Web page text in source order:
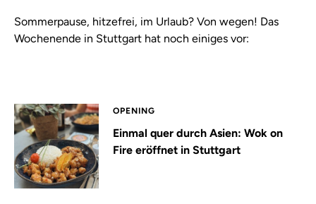
Sommerpause, hitzefrei, im Urlaub? Von wegen! Das
Wochenende in Stuttgart hat noch einiges vor:
OPENING
Einmal quer durch Asien: Wok on
Fire eröffnet in Stuttgart